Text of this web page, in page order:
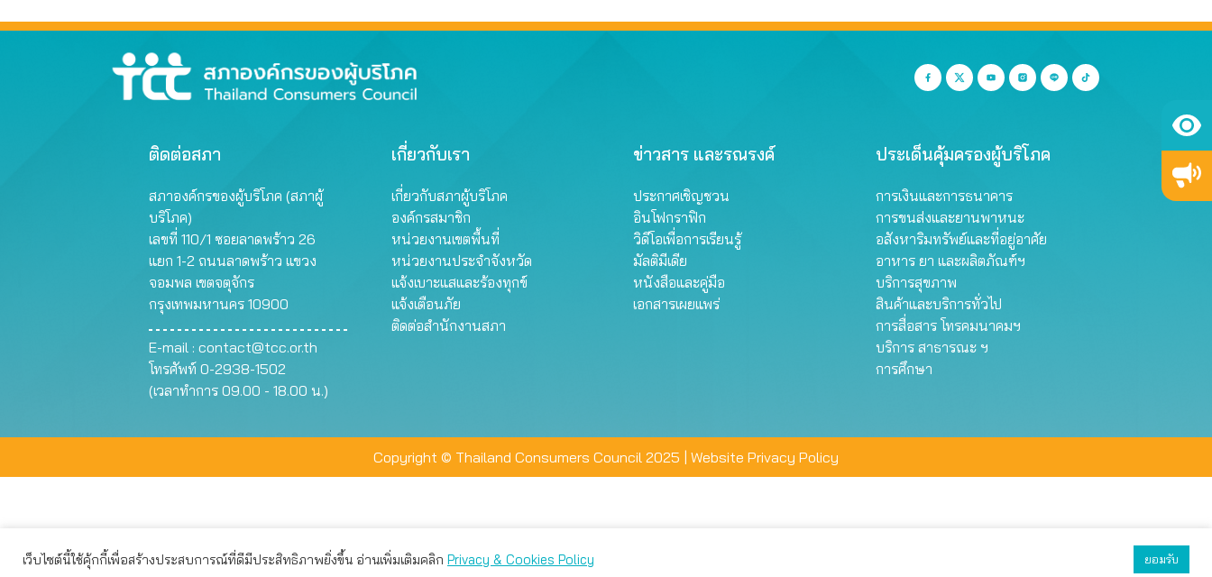
ติดต่อสภา
สภาองค์กรของผู้บริโภค (สภาผู้
บริโภค)
เลขที่ 110/1 ซอยลาดพร้าว 26
แยก 1-2 ถนนลาดพร้าว แขวง
จอมพล เขตจตุจักร
กรุงเทพมหานคร 10900
E-mail : contact@tcc.or.th
โทรศัพท์ 0-2938-1502
(เวลาทำการ 09.00 - 18.00 น.)
เกี่ยวกับเรา
เกี่ยวกับสภาผู้บริโภค
องค์กรสมาชิก
หน่วยงานเขตพื้นที่
หน่วยงานประจำจังหวัด
แจ้งเบาะแสและร้องทุกข์
แจ้งเตือนภัย
ติดต่อสำนักงานสภา
ข่าวสาร และรณรงค์
ประกาศเชิญชวน
อินโฟกราฟิก
วิดีโอเพื่อการเรียนรู้
มัลติมีเดีย
หนังสือและคู่มือ
เอกสารเผยแพร่
ประเด็นคุ้มครองผู้บริโภค
การเงินและการธนาคาร
การขนส่งและยานพาหนะ
อสังหาริมทรัพย์และที่อยู่อาศัย
อาหาร ยา และผลิตภัณฑ์ฯ
บริการสุขภาพ
สินค้าและบริการทั่วไป
การสื่อสาร โทรคมนาคมฯ
บริการ สาธารณะ ฯ
การศึกษา
Copyright © Thailand Consumers Council 2025 | Website Privacy Policy
เว็บไซต์นี้ใช้คุ้กกี้เพื่อสร้างประสบการณ์ที่ดีมีประสิทธิภาพยิ่งขึ้น อ่านเพิ่มเติมคลิก Privacy & Cookies Policy ยอมรับ
เว็บไซต์นี้ใช้คุกกี้เพื่อมอบประสบการณ์การใช้งานที่ดีให้แก่ท่าน คุณสามารถเลือกตั้งค่าความเป็นส่วนตัวได้